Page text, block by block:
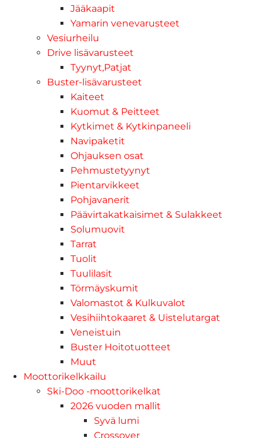
Jääkaapit
Yamarin venevarusteet
Vesiurheilu
Drive lisävarusteet
Tyynyt,Patjat
Buster-lisävarusteet
Kaiteet
Kuomut & Peitteet
Kytkimet & Kytkinpaneeli
Navipaketit
Ohjauksen osat
Pehmustetyynyt
Pientarvikkeet
Pohjavanerit
Päävirtakatkaisimet & Sulakkeet
Solumuovit
Tarrat
Tuolit
Tuulilasit
Törmäyskumit
Valomastot & Kulkuvalot
Vesihiihtokaaret & Uistelutargat
Veneistuin
Buster Hoitotuotteet
Muut
Moottorikelkkailu
Ski-Doo -moottorikelkat
2026 vuoden mallit
Syvä lumi
Crossover